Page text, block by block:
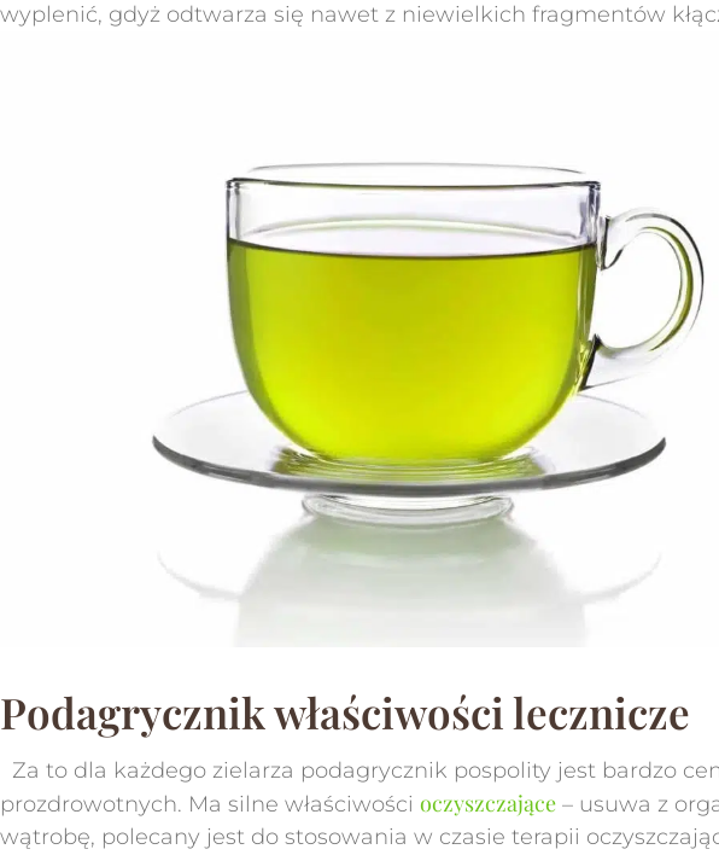
wyplenić, gdyż odtwarza się nawet z niewielkich fragmentów
Podagrycznik właściwości lecznicze
Za to dla każdego zielarza podagrycznik pospolity jest bardzo
prozdrowotnych. Ma silne właściwości oczyszczające – usuwa z
wątrobę, polecany jest do stosowania w czasie terapii